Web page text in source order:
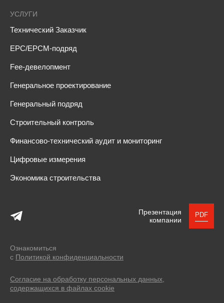
УСЛУГИ
Технический Заказчик
EPC/EPCM-подряд
Fee-девелопмент
Генеральное проектирование
Генеральный подряд
Строительный контроль
Финансово-технический аудит и мониторинг
Цифровые измерения
Экономика строительства
Презентация
компании
PDF
Ознакомиться
с Политикой конфиденциальности
Согласие на обработку персональных данных,
содержащихся в файлах cookie